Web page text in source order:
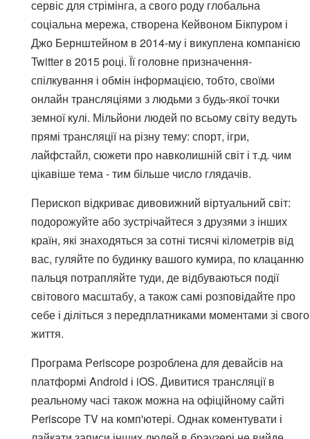
сервіс для стрімінга, а свого роду глобальна
соціальна мережа, створена Кейвоном Бікпуром і
Джо Бернштейном в 2014-му і викуплена компанією
Twitter в 2015 році. Її головне призначення-
спілкування і обмін інформацією, тобто, своїми
онлайн трансляціями з людьми з будь-якої точки
земної кулі. Мільйони людей по всьому світу ведуть
прямі трансляції на різну тему: спорт, ігри,
лайфстайл, сюжети про навколишній світ і т.д. чим
цікавіше тема - тим більше число глядачів.
Перископ відкриває дивовижний віртуальний світ:
подорожуйте або зустрічайтеся з друзями з інших
країн, які знаходяться за сотні тисячі кілометрів від
вас, гуляйте по будинку вашого кумира, по клацанню
пальця потрапляйте туди, де відбуваються події
світового масштабу, а також самі розповідайте про
себе і діліться з передплатниками моментами зі свого
життя.
Програма Periscope розроблена для девайсів на
платформі Android і iOS. Дивитися трансляції в
реальному часі також можна на офіційному сайті
Periscope TV на комп'ютері. Однак коментувати і